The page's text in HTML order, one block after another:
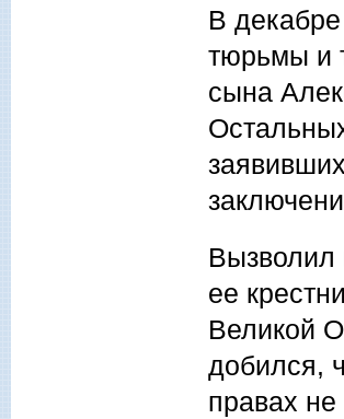
В
тюрьмы и
сына
Вызволил
ее
Великой
добился,
правах не